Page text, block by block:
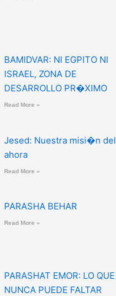
BAMIDVAR: NI EGPITO NI
ISRAEL, ZONA DE
DESARROLLO PR�XIMO
Read More »
Jesed: Nuestra misi�n del
ahora
Read More »
PARASHA BEHAR
Read More »
PARASHAT EMOR: LO QUE
NUNCA PUEDE FALTAR